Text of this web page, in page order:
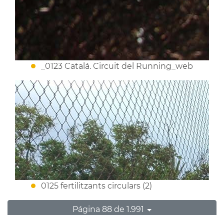
_0123 Catalá. Circuit del Running_web
0125 fertilitzants circulars (2)
Página 88 de 1.991